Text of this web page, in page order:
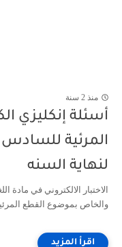
منذ 2 سنة
أسئلة إنكليزي
المرئية للسادس
لنهاية السنه
والخاص بموضوع القطع